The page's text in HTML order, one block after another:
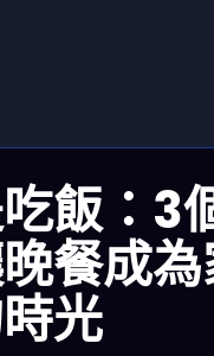
飯：3
餐成
光